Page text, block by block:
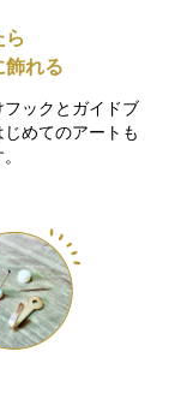
ら
飾れる
ックとガイドブ
めてのアートも